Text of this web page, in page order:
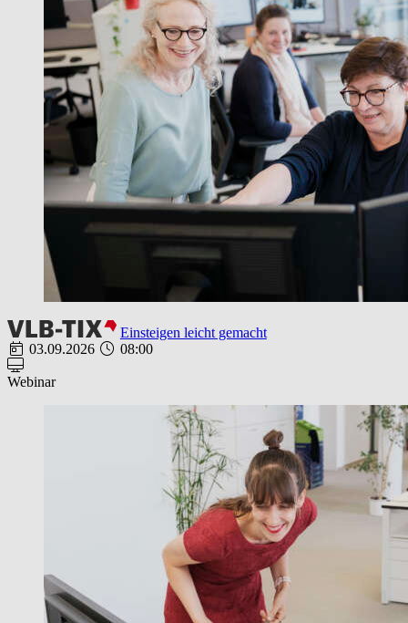
Einsteigen leicht gemacht
03.09.2026
08:00
Webinar